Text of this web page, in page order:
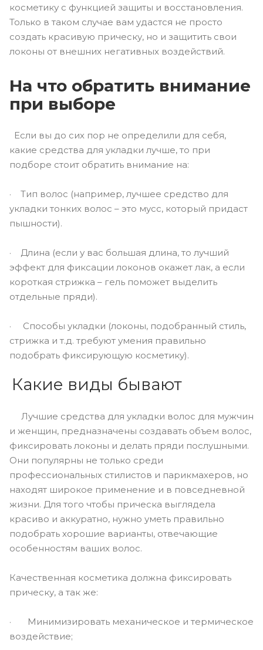
косметику с функцией защиты и восстановления.
Только в таком случае вам удастся не просто
создать красивую прическу, но и защитить свои
локоны от внешних негативных воздействий.
На что обратить внимание
при выборе
Если вы до сих пор не определили для себя,
какие средства для укладки лучше, то при
подборе стоит обратить внимание на:
· Тип волос (например, лучшее средство для
укладки тонких волос – это мусс, который придаст
пышности).
· Длина (если у вас большая длина, то лучший
эффект для фиксации локонов окажет лак, а если
короткая стрижка – гель поможет выделить
отдельные пряди).
· Способы укладки (локоны, подобранный стиль,
стрижка и т.д. требуют умения правильно
подобрать фиксирующую косметику).
Какие виды бывают
Лучшие средства для укладки волос для мужчин
и женщин, предназначены создавать объем волос,
фиксировать локоны и делать пряди послушными.
Они популярны не только среди
профессиональных стилистов и парикмахеров, но
находят широкое применение и в повседневной
жизни. Для того чтобы прическа выглядела
красиво и аккуратно, нужно уметь правильно
подобрать хорошие варианты, отвечающие
особенностям ваших волос.
Качественная косметика должна фиксировать
прическу, а так же:
· Минимизировать механическое и термическое
воздействие;